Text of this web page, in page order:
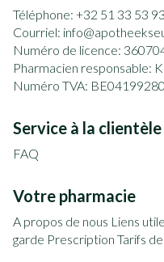
Téléphone: +32 51 33 53 93
Courriel: info@
Numéro de licence:
Pharmacien responsable:
Numéro TVA:
Service à la clientèle
FAQ
Votre pharmacie
A propos de nous Liens
garde Prescription Tarifs